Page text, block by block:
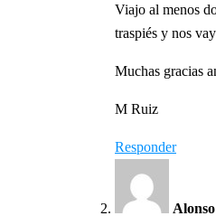
Viajo al menos
traspiés y nos
Muchas gracias
M Ruiz
Responder
Alonso